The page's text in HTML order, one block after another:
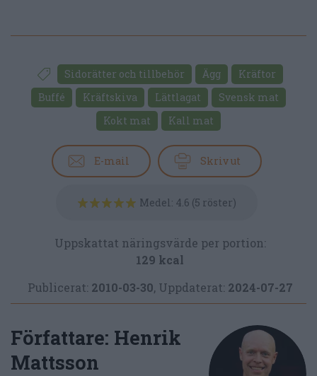
Sidorätter och tillbehör Ägg
Kräftor
Buffé
Kräftskiva Lättlagat
Svensk mat
Kokt mat
Kall mat
E-mail Skriv ut
Medel: 4.6 (5 röster)
Uppskattat näringsvärde per portion:
129 kcal
Publicerat: 2010-03-30, Uppdaterat: 2024-07-27
Författare: Henrik
Mattsson